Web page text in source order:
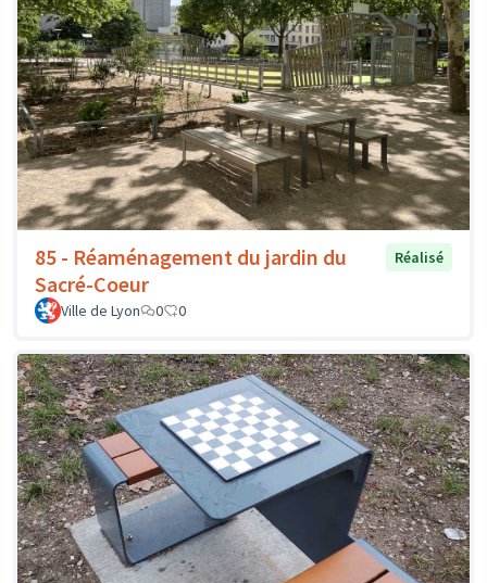
85 - Réaménagement du jardin du
Sacré-Coeur
Réalisé
Ville de Lyon 0 0